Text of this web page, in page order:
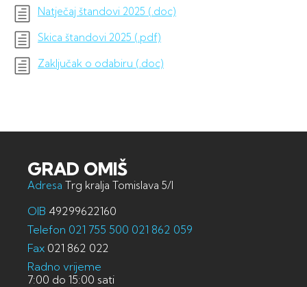
Natječaj štandovi 2025 (.doc)
Skica štandovi 2025 (.pdf)
Zaključak o odabiru (.doc)
GRAD OMIŠ
Adresa Trg kralja Tomislava 5/I
OIB 49299622160
Telefon 021 755 500 021 862 059
Fax 021 862 022
Radno vrijeme
7:00 do 15:00 sati